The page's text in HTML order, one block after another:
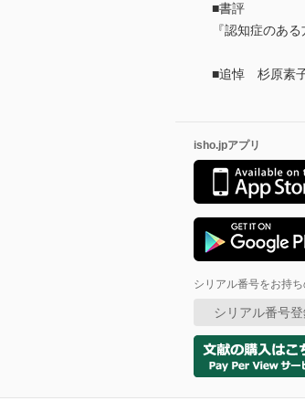
■書評
『認知症のあ
■追悼 杉原素
isho.jpアプリ
シリアル番号をお持
シリアル番号